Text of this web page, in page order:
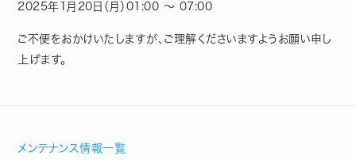
2025年1月20日（月）01:00 ～ 07:00
ご不便をおかけいたしますが、ご理解くださいますようお願い申し
上げます。
メンテナンス情報一覧